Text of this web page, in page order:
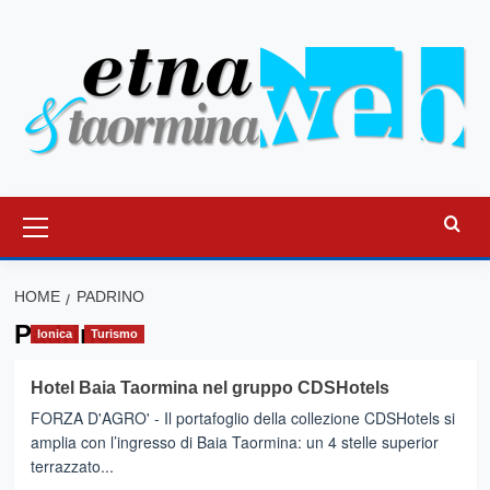
principale
HOME PADRINO
Padrino
Ionica Turismo
Hotel Baia Taormina nel gruppo CDSHotels
FORZA D'AGRO' - Il portafoglio della collezione CDSHotels si
amplia con l’ingresso di Baia Taormina: un 4 stelle superior
terrazzato...